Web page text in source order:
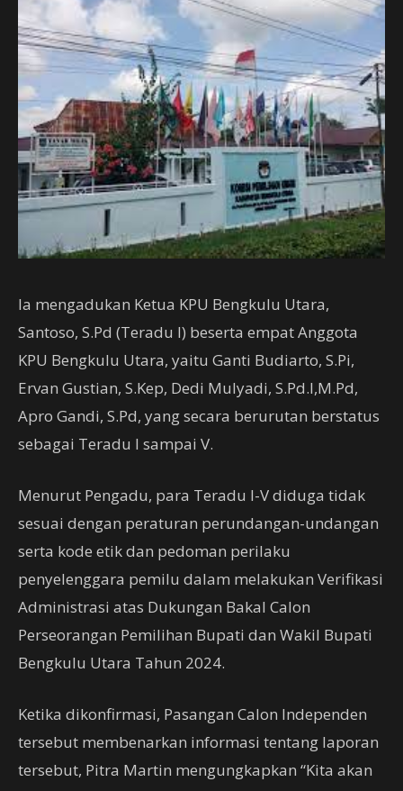
Ia mengadukan Ketua KPU Bengkulu Utara,
Santoso, S.Pd (Teradu I) beserta empat Anggota
KPU Bengkulu Utara, yaitu Ganti Budiarto, S.Pi,
Ervan Gustian, S.Kep, Dedi Mulyadi, S.Pd.I,M.Pd,
Apro Gandi, S.Pd, yang secara berurutan berstatus
sebagai Teradu I sampai V.
Menurut Pengadu, para Teradu I-V diduga tidak
sesuai dengan peraturan perundangan-undangan
serta kode etik dan pedoman perilaku
penyelenggara pemilu dalam melakukan Verifikasi
Administrasi atas Dukungan Bakal Calon
Perseorangan Pemilihan Bupati dan Wakil Bupati
Bengkulu Utara Tahun 2024.
Ketika dikonfirmasi, Pasangan Calon Independen
tersebut membenarkan informasi tentang laporan
tersebut, Pitra Martin mengungkapkan “Kita akan